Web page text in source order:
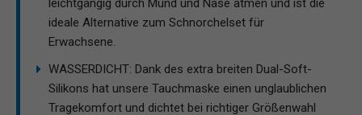
leichtgängig durch Mund und Nase atmen und ist die
ideale Alternative zum Schnorchelset für
Erwachsene.
WASSERDICHT: Dank des extra breiten Dual-Soft-
Silikons hat unsere Tauchmaske einen unglaublichen
Tragekomfort und dichtet bei richtiger Größenwahl